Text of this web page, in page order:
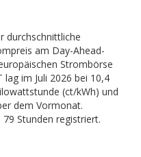
durchschnittliche
am Day-Ahead-
Strombörse
lag im Juli 2026 bei 10,4
(ct/kWh) und
dem Vormonat.
Stunden registriert.